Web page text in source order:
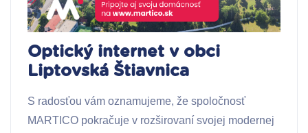
Optický internet v obci
Liptovská Štiavnica
S radosťou vám oznamujeme, že spoločnosť
MARTICO pokračuje v rozširovaní svojej modernej